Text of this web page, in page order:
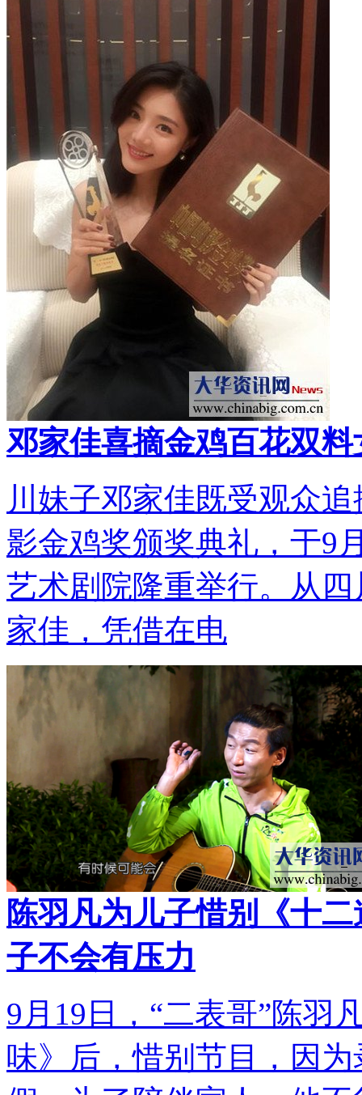
邓家佳喜摘金鸡百花双
川妹子邓家佳既受观众
影金鸡奖颁奖典礼，于9
艺术剧院隆重举行。从
家佳，凭借在电
陈羽凡为儿子惜别《十
子不会有压力
9月19日，“二表哥”陈羽
味》后，惜别节目，因